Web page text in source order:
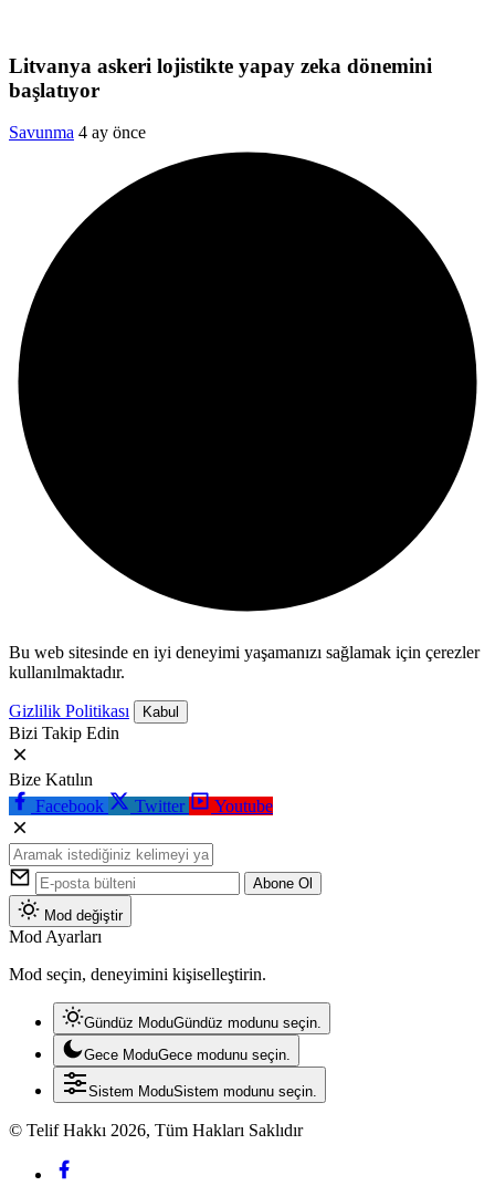
Litvanya askeri lojistikte yapay zeka dönemini
başlatıyor
Savunma 4 ay önce
Bu web sitesinde en iyi deneyimi yaşamanızı sağlamak için çerezler
kullanılmaktadır.
Gizlilik Politikası Kabul
Bizi Takip Edin
Bize Katılın
Facebook
Twitter Youtube
Abone Ol
Mod değiştir
Mod Ayarları
Mod seçin, deneyimini kişiselleştirin.
Gündüz ModuGündüz modunu seçin.
Gece ModuGece modunu seçin.
Sistem ModuSistem modunu seçin.
© Telif Hakkı 2026, Tüm Hakları Saklıdır